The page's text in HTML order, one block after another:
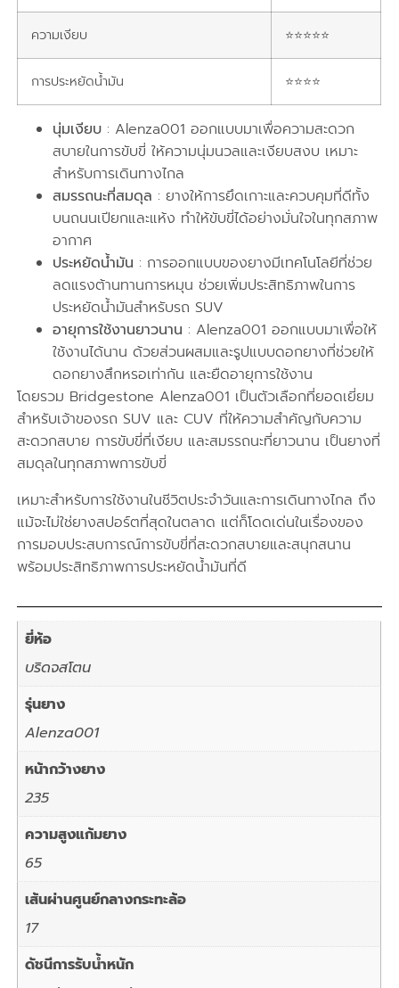
ความเงียบ ⭐⭐⭐⭐⭐
การประหยัดน้ำมัน ⭐⭐⭐⭐
นุ่มเงียบ : Alenza001 ออกแบบมาเพื่อความสะดวก
สบายในการขับขี่ ให้ความนุ่มนวลและเงียบสงบ เหมาะ
สำหรับการเดินทางไกล
สมรรถนะที่สมดุล : ยางให้การยึดเกาะและควบคุมที่ดีทั้ง
บนถนนเปียกและแห้ง ทำให้ขับขี่ได้อย่างมั่นใจในทุกสภาพ
อากาศ
ประหยัดน้ำมัน : การออกแบบของยางมีเทคโนโลยีที่ช่วย
ลดแรงต้านทานการหมุน ช่วยเพิ่มประสิทธิภาพในการ
ประหยัดน้ำมันสำหรับรถ SUV
อายุการใช้งานยาวนาน : Alenza001 ออกแบบมาเพื่อให้
ใช้งานได้นาน ด้วยส่วนผสมและรูปแบบดอกยางที่ช่วยให้
ดอกยางสึกหรอเท่ากัน และยืดอายุการใช้งาน
โดยรวม Bridgestone Alenza001 เป็นตัวเลือกที่ยอดเยี่ยม
สำหรับเจ้าของรถ SUV และ CUV ที่ให้ความสำคัญกับความ
สะดวกสบาย การขับขี่ที่เงียบ และสมรรถนะที่ยาวนาน เป็นยางที่
สมดุลในทุกสภาพการขับขี่
เหมาะสำหรับการใช้งานในชีวิตประจำวันและการเดินทางไกล ถึง
แม้จะไม่ใช่ยางสปอร์ตที่สุดในตลาด แต่ก็โดดเด่นในเรื่องของ
การมอบประสบการณ์การขับขี่ที่สะดวกสบายและสนุกสนาน
พร้อมประสิทธิภาพการประหยัดน้ำมันที่ดี
ยี่ห้อ
บริดจสโตน
รุ่นยาง
Alenza001
หน้ากว้างยาง
235
ความสูงแก้มยาง
65
เส้นผ่านศูนย์กลางกระทะล้อ
17
ดัชนีการรับน้ำหนัก